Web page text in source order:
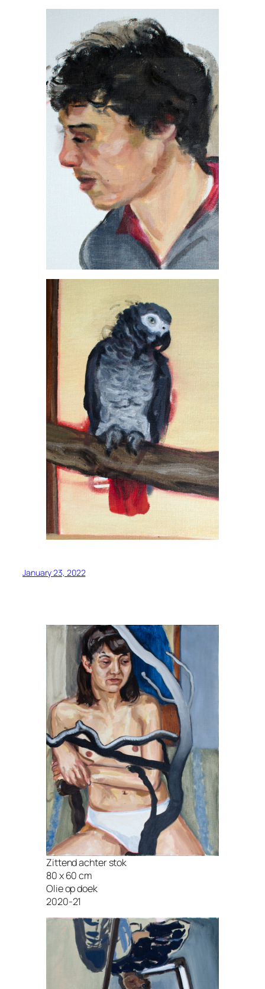
January 23, 2022
Zittend achter stok
80 x 60 cm
Olie op doek
2020-21